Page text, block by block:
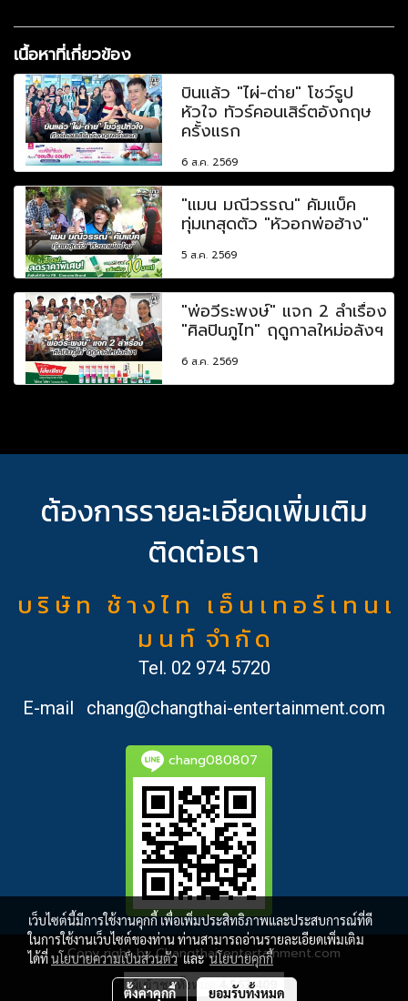
เนื้อหาที่เกี่ยวข้อง
บินแล้ว "ไผ่-ต่าย" โชว์รูป
หัวใจ ทัวร์คอนเสิร์ตอังกฤษ
ครั้งแรก
6 ส.ค. 2569
"แมน มณีวรรณ" คัมแบ็ค
ทุ่มเทสุดตัว "หัวอกพ่อฮ้าง"
5 ส.ค. 2569
"พ่อวีระพงษ์" แจก 2 ลำเรื่อง
"ศิลปินภูไท" ฤดูกาลใหม่อลังฯ
6 ส.ค. 2569
ต้องการรายละเอียดเพิ่มเติม
ติดต่อเรา
บ ริ ษั ท ช้ า ง ไ ท เ อ็ น เ ท อ ร์ เ ท น เ
ม น ท์ จำ กั ด
Tel. 02 974 5720
E-mail
chang@changthai-entertainment.com
chang080807
Copy right by Changthai-entertainment.com
ผู้เข้าชมทั้งหมด 4,563,409
เว็บไซต์นี้มีการใช้งานคุกกี้ เพื่อเพิ่มประสิทธิภาพและประสบการณ์ที่ดี
ในการใช้งานเว็บไซต์ของท่าน ท่านสามารถอ่านรายละเอียดเพิ่มเติม
ได้ที่นโยบายความเป็นส่วนตัวและนโยบายคุกกี้
ตั้งค่าคุกกี้ ยอมรับทั้งหมด